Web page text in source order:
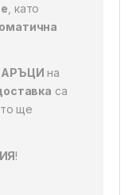
, като
на
са
ще
!